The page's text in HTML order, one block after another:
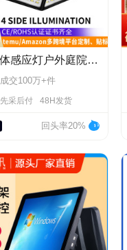
太阳能人体感应灯户外庭院路灯照明家用花园防水室外节能led壁灯
成交100万+件
先采后付 48H发货
回头率20%